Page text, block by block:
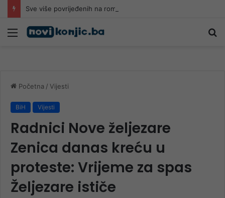
Meni
Početna / Vijesti
BiH Vijesti
Radnici Nove željezare
Zenica danas kreću u
proteste: Vrijeme za spas
Željezare ističe